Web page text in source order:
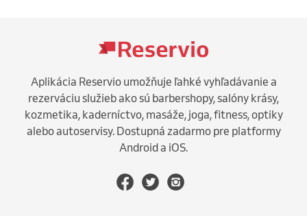
Aplikácia Reservio umožňuje ľahké vyhľadávanie a
rezerváciu služieb ako sú barbershopy, salóny krásy,
kozmetika, kaderníctvo, masáže, joga, fitness, optiky
alebo autoservisy. Dostupná zadarmo pre platformy
Android a iOS.